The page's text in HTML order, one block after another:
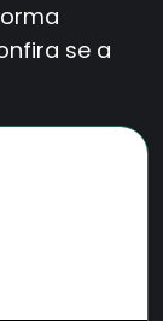
se a